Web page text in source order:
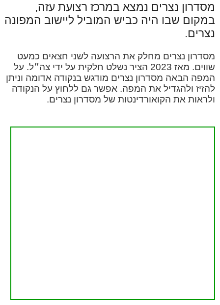
מסדרון נצרים נמצא במרכז רצועת עזה,
במקום שבו היה כביש המוביל ליישוב המפונה
נצרים.
מסדרון נצרים מחלק את הרצועה לשני חצאים כמעט
שווים. מאז 2023 הציר נשלט חלקית על ידי צה״ל. על
המפה הבאה מסדרון נצרים מודגש בנקודה אדומה וניתן
להזיז ולהגדיל את המפה. אפשר גם ללחוץ על הנקודה
ולראות את הקואורדינטות של מסדרון נצרים.